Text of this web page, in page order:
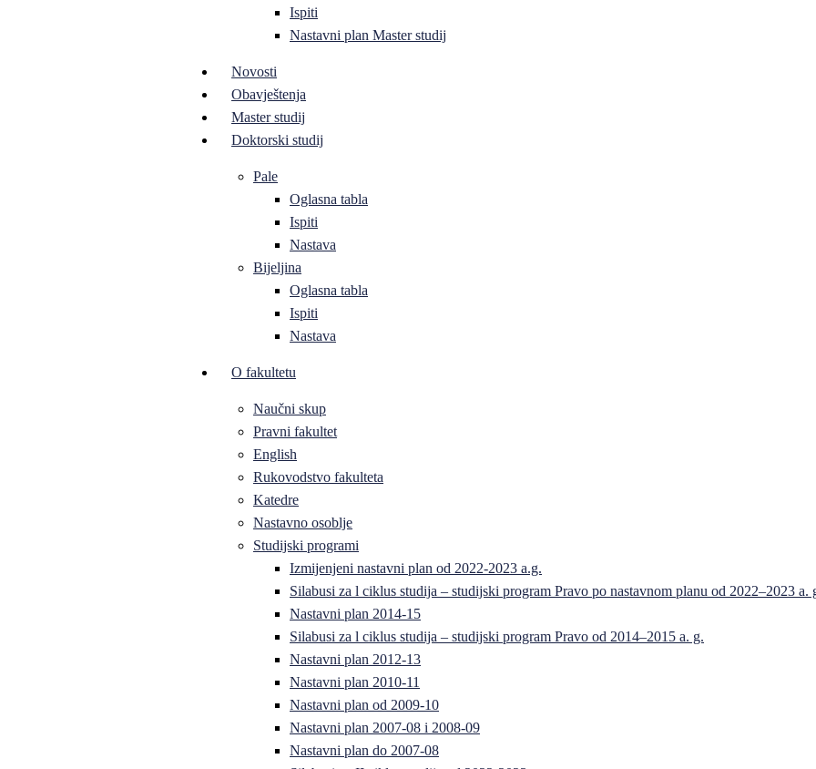
Ispiti
Nastavni plan Master studij
Novosti
Obavještenja
Master studij
Doktorski studij
Pale
Oglasna tabla
Ispiti
Nastava
Bijeljina
Oglasna tabla
Ispiti
Nastava
O fakultetu
Naučni skup
Pravni fakultet
English
Rukovodstvo fakulteta
Katedre
Nastavno osoblje
Studijski programi
Izmijenjeni nastavni plan od 2022-2023 a.g.
Silabusi za l ciklus studija – studijski program Pravo po nastavnom planu od 2022–2023 a.
Nastavni plan 2014-15
Silabusi za l ciklus studija – studijski program Pravo od 2014–2015 a. g.
Nastavni plan 2012-13
Nastavni plan 2010-11
Nastavni plan od 2009-10
Nastavni plan 2007-08 i 2008-09
Nastavni plan do 2007-08